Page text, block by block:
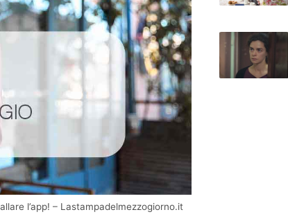
l’app! – Lastampadelmezzogiorno.it